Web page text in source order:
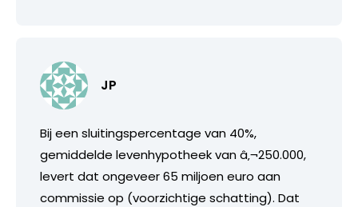
JP
Bij een sluitingspercentage van 40%,
gemiddelde levenhypotheek van â‚¬250.000,
levert dat ongeveer 65 miljoen euro aan
commissie op (voorzichtige schatting). Dat